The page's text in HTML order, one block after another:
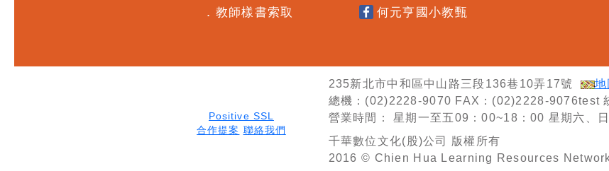
． 教師樣書索取
何元亨國小教甄
Positive SSL
合作提案 聯絡我們
235新北市中和區中山路三段136巷10弄17號
地
總機：(02)2228-9070 FAX：(02)2228-9076test
營業時間：
星期一至五09：00~18：00 星期六、
千華數位文化(股)公司 版權所有
2016 © Chien Hua Learning Resources